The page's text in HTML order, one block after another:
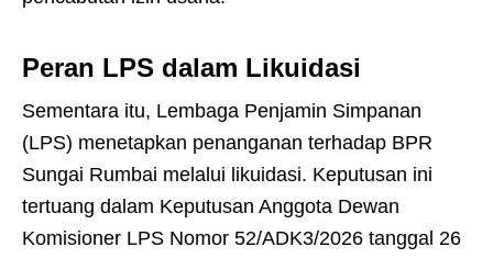
Peran LPS dalam Likuidasi
Sementara itu, Lembaga Penjamin Simpanan
(LPS) menetapkan penanganan terhadap BPR
Sungai Rumbai melalui likuidasi. Keputusan ini
tertuang dalam Keputusan Anggota Dewan
Komisioner LPS Nomor 52/ADK3/2026 tanggal 26